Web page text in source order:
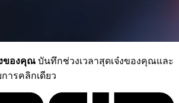
ของคุณ บันทึกช่วงเวลาสุดเจ๋งของคุณและ
ารคลิกเดียว